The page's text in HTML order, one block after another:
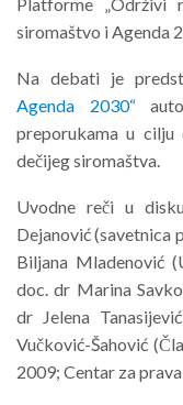
siromaštvo i Agenda
Na debati je
Agenda 2030“
preporukama u cilju
dečijeg siromaštva.
Uvodne reči u
Dejanović (savetnica
Biljana Mladenović
doc. dr Marina
dr Jelena
Vučković-Šahović
2009; Centar za